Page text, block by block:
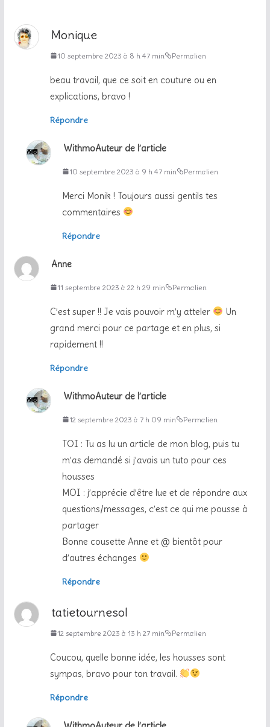
Monique
10 septembre 2023 à 8 h 47 min Permalien
beau travail, que ce soit en couture ou en
explications, bravo !
Répondre
WithmoAuteur de l’article
10 septembre 2023 à 9 h 47 min Permalien
Merci Monik ! Toujours aussi gentils tes
commentaires
Répondre
Anne
11 septembre 2023 à 22 h 29 min Permalien
C’est super !! Je vais pouvoir m’y atteler
Un
grand merci pour ce partage et en plus, si
rapidement !!
Répondre
WithmoAuteur de l’article
12 septembre 2023 à 7 h 09 min Permalien
TOI : Tu as lu un article de mon blog, puis tu
m’as demandé si j’avais un tuto pour ces
housses
MOI : j’apprécie d’être lue et de répondre aux
questions/messages, c’est ce qui me pousse à
partager
Bonne cousette Anne et @ bientôt pour
d’autres échanges
Répondre
tatietournesol
12 septembre 2023 à 13 h 27 min Permalien
Coucou, quelle bonne idée, les housses sont
sympas, bravo pour ton travail.
Répondre